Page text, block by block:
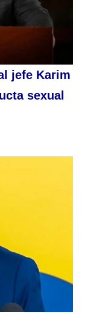
jefe Karim
sexual